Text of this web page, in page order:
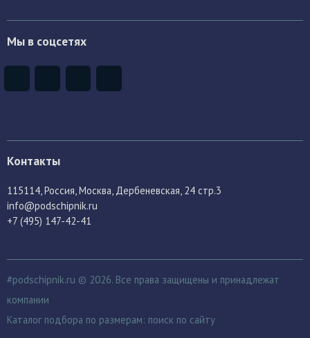
Мы в соцсетях
Контакты
115114 , Россия, Москва, Дербеневская, 24 стр.3
info@podschipnik.ru
+7 (495) 147-42-41
#podschipnik.ru © 2026. Все права защищены и принадлежат
компании
Каталог подбора по размерам: поиск по сайту